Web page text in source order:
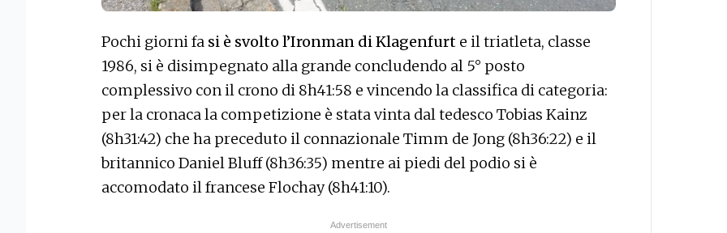
Pochi giorni fa si è svolto l’Ironman di Klagenfurt e il triatleta, classe
1986, si è disimpegnato alla grande concludendo al 5° posto
complessivo con il crono di 8h41:58 e vincendo la classifica di categoria:
per la cronaca la competizione è stata vinta dal tedesco Tobias Kainz
(8h31:42) che ha preceduto il connazionale Timm de Jong (8h36:22) e il
britannico Daniel Bluff (8h36:35) mentre ai piedi del podio si è
accomodato il francese Flochay (8h41:10).